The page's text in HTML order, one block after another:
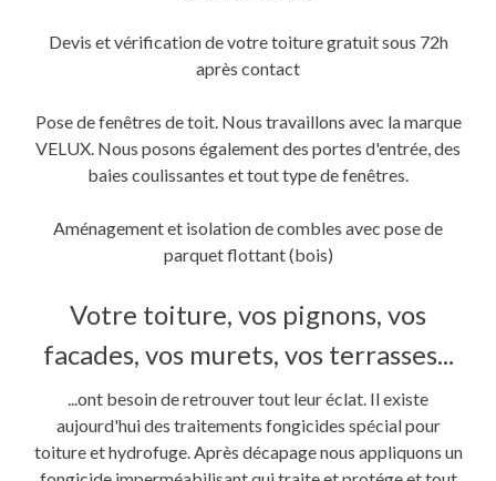
Devis et vérification de votre toiture gratuit sous 72h
après contact
Pose de fenêtres de toit. Nous travaillons avec la marque
VELUX. Nous posons également des portes d'entrée, des
baies coulissantes et tout type de fenêtres.
Aménagement et isolation de combles avec pose de
parquet flottant (bois)
Votre toiture, vos pignons, vos
facades, vos murets, vos terrasses...
...ont besoin de retrouver tout leur éclat. Il existe
aujourd'hui des traitements fongicides spécial pour
toiture et hydrofuge. Après décapage nous appliquons un